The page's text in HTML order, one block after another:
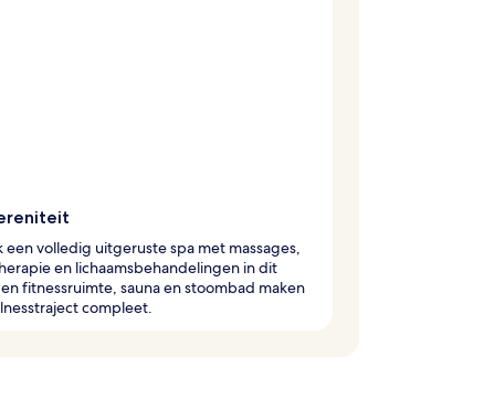
volledig uitgeruste spa met massages,
en lichaamsbehandelingen in dit
fitnessruimte, sauna en stoombad maken
compleet.